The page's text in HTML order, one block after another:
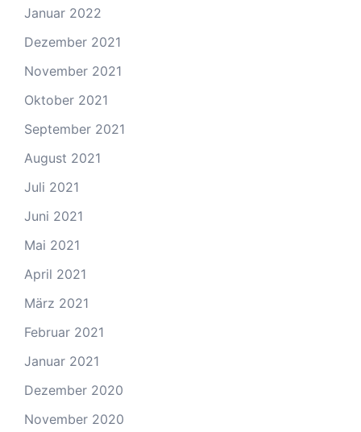
Januar 2022
Dezember 2021
November 2021
Oktober 2021
September 2021
August 2021
Juli 2021
Juni 2021
Mai 2021
April 2021
März 2021
Februar 2021
Januar 2021
Dezember 2020
November 2020